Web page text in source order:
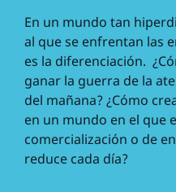
En un mundo tan
al que se enfrentan las
es la diferenciación.
ganar la guerra de la
del mañana? ¿Cómo
en un mundo en el que
comercialización o de
reduce cada día?